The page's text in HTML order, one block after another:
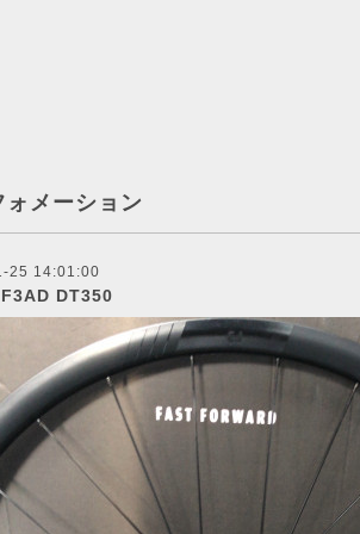
ォメーション
25 14:01:00
DT350